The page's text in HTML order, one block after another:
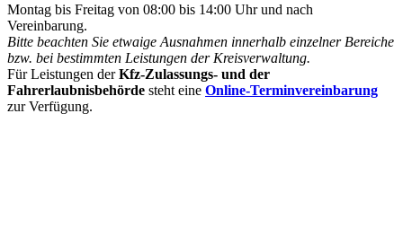
Montag bis Freitag von 08:00 bis 14:00 Uhr und nach
Vereinbarung.
Bitte beachten Sie etwaige Ausnahmen innerhalb einzelner Bereiche
bzw. bei bestimmten Leistungen der Kreisverwaltung.
Für Leistungen derKfz-Zulassungs- und der
Fahrerlaubnisbehörde steht eine Online-Terminvereinbarung
zur Verfügung.